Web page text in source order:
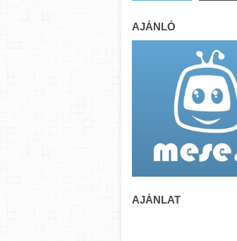
AJÁNLÓ
AJÁNLAT